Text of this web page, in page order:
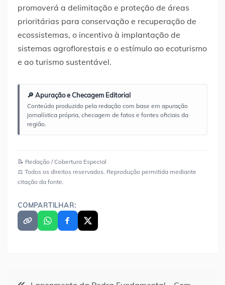
promoverá a delimitação e proteção de áreas
prioritárias para conservação e recuperação de
ecossistemas, o incentivo à implantação de
sistemas agroflorestais e o estímulo ao ecoturismo
e ao turismo sustentável.
🔎 Apuração e Checagem Editorial
Conteúdo produzido pela redação com base em apuração
jornalística própria, checagem de fatos e fontes oficiais da
região.
📝 Redação / Cobertura Especial
⚖️ Todos os direitos reservados. Reprodução permitida mediante
citação da fonte.
COMPARTILHAR: